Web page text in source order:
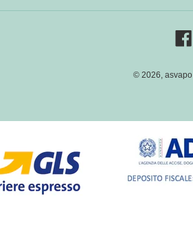
© 2026, asvapo